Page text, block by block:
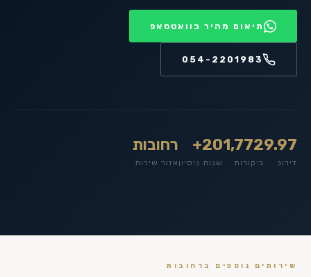
תיאום מהיר בוואטסאפ
054-2201983
9.97
דירוג
1,772
ביקורות
20+
שנות ניסיון
רחובות
אזור שירות
שירותים נוספים ב רחובות